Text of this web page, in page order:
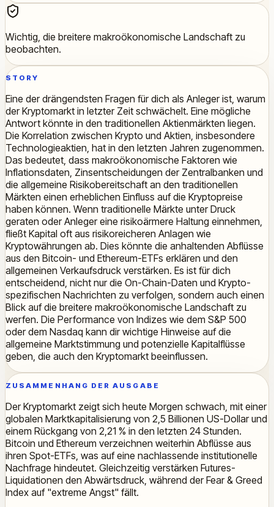
Wichtig, die breitere makroökonomische Landschaft zu
beobachten.
STORY
Eine der drängendsten Fragen für dich als Anleger ist, warum
der Kryptomarkt in letzter Zeit schwächelt. Eine mögliche
Antwort könnte in den traditionellen Aktienmärkten liegen.
Die Korrelation zwischen Krypto und Aktien, insbesondere
Technologieaktien, hat in den letzten Jahren zugenommen.
Das bedeutet, dass makroökonomische Faktoren wie
Inflationsdaten, Zinsentscheidungen der Zentralbanken und
die allgemeine Risikobereitschaft an den traditionellen
Märkten einen erheblichen Einfluss auf die Kryptopreise
haben können. Wenn traditionelle Märkte unter Druck
geraten oder Anleger eine risikoärmere Haltung einnehmen,
fließt Kapital oft aus risikoreicheren Anlagen wie
Kryptowährungen ab. Dies könnte die anhaltenden Abflüsse
aus den Bitcoin- und Ethereum-ETFs erklären und den
allgemeinen Verkaufsdruck verstärken. Es ist für dich
entscheidend, nicht nur die On-Chain-Daten und Krypto-
spezifischen Nachrichten zu verfolgen, sondern auch einen
Blick auf die breitere makroökonomische Landschaft zu
werfen. Die Performance von Indizes wie dem S&P 500
oder dem Nasdaq kann dir wichtige Hinweise auf die
allgemeine Marktstimmung und potenzielle Kapitalflüsse
geben, die auch den Kryptomarkt beeinflussen.
ZUSAMMENHANG DER AUSGABE
Der Kryptomarkt zeigt sich heute Morgen schwach, mit einer
globalen Marktkapitalisierung von 2,5 Billionen US-Dollar und
einem Rückgang von 2,21 % in den letzten 24 Stunden.
Bitcoin und Ethereum verzeichnen weiterhin Abflüsse aus
ihren Spot-ETFs, was auf eine nachlassende institutionelle
Nachfrage hindeutet. Gleichzeitig verstärken Futures-
Liquidationen den Abwärtsdruck, während der Fear & Greed
Index auf "extreme Angst" fällt.